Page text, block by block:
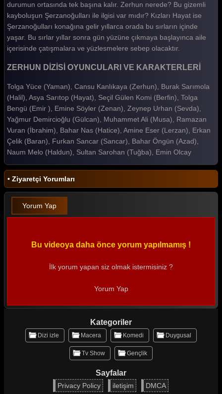
Zerhun 4. Bölüm
Zerhun 3. Bölüm
Zerhun 2. Bölüm
Zerhun 1. Bölüm
durumun ortasında tek başına kalır. Zerhun nerede? Bu gizemli
kayboluşun Şerzanoğulları ile ilgisi var mıdır? Kızları Hayat ise
Şerzanoğulları konağına gelir yıllarca orada bu sırların içinde
yaşar. Bu sırlar yıllar sonra gün yüzüne çıkmaya başlayınca aile
içerisinde çatışmalara ve yüzlesmelere sebep olacaktır.
ZERHUN DİZİSİ OYUNCULARI VE KARAKTERLERİ
Tolga Yüce (Yaman), Cansu Kanlıkaya (Zerhun), Burak Sarımola
(Halil), Asya Sarıtop (Hayat), Seçil Gülen Komi (Berfin), Tolga
Bengü (Emir ), Emine Söyler (Zenan), Zeynep Urhan (Sevda),
Yağmur Demircioğlu (Gülcan), Muhammet Ali (Musa), Ramazan
Vuran (İbrahim), Bahar Nas (Hatice), Amine Eser (Lerzan), Erkan
Çelik (Baran), Furkan Sancar (Sancar), Bahar Öngün (Azad),
Naum Melo (Haldun), Sultan Sarohan (Tuğba), Emin Olcay
• Ziyaretçi Yorumları
Yorum Yap
Bu videoya daha önce yorum yapılmamış !
İlk yorum yapan siz olmak istermisiniz ?
Yorum Yap
Kategoriler
Dizi izle Macera Komedi Duygusal
Tv Show Gençlik
Sayfalar
Privacy Policy iletişim DMCA